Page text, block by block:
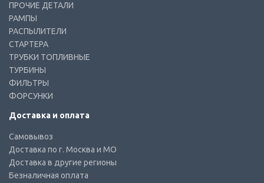
ПРОЧИЕ ДЕТАЛИ
РАМПЫ
РАСПЫЛИТЕЛИ
СТАРТЕРА
ТРУБКИ ТОПЛИВНЫЕ
ТУРБИНЫ
ФИЛЬТРЫ
ФОРСУНКИ
Доставка и оплата
Самовывоз
Доставка по г. Москва и МО
Доставка в другие регионы
Безналичная оплата